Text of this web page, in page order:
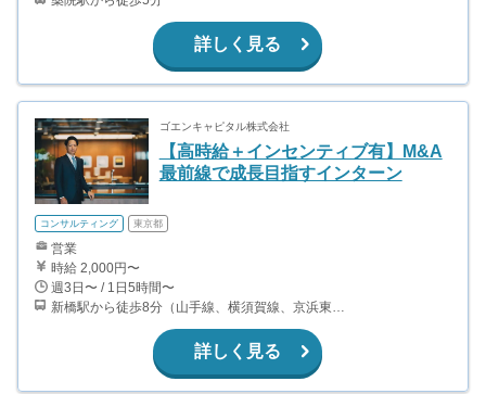
詳しく見る
ゴエンキャピタル株式会社
【高時給＋インセンティブ有】M&A
最前線で成長目指すインターン
コンサルティング 東京都
営業
時給 2,000円〜
週3日〜 / 1日5時間〜
詳しく見る